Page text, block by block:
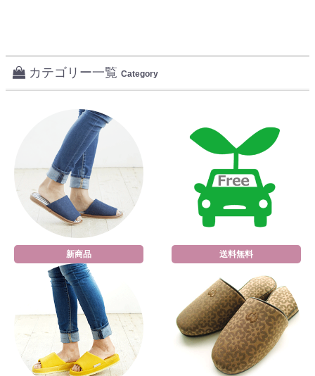
カテゴリー一覧 Category
新商品 送料無料